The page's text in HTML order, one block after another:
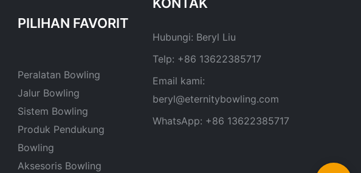
Peralatan Bowling
Jalur Bowling
Sistem Bowling
Produk Pendukung
Bowling
Aksesoris Bowling
Hubungi: Beryl Liu
Telp: +86 13622385717
Email kami:
beryl@eternitybowling.com
WhatsApp: +86 13622385717